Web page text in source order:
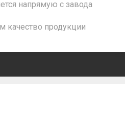
напрямую с завода
качество продукции